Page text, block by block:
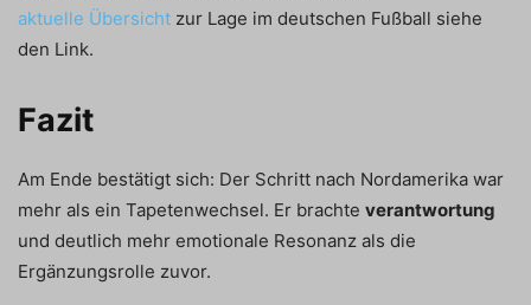
aktuelle Übersicht zur Lage im deutschen Fußball siehe
den Link.
Fazit
Am Ende bestätigt sich: Der Schritt nach Nordamerika war
mehr als ein Tapetenwechsel. Er brachte verantwortung
und deutlich mehr emotionale Resonanz als die
Ergänzungsrolle zuvor.